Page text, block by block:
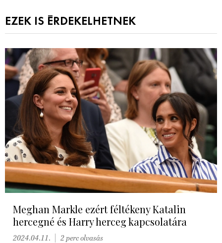
EZEK IS ÉRDEKELHETNEK
Meghan Markle ezért féltékeny Katalin
hercegné és Harry herceg kapcsolatára
2024.04.11. 2 perc olvasás